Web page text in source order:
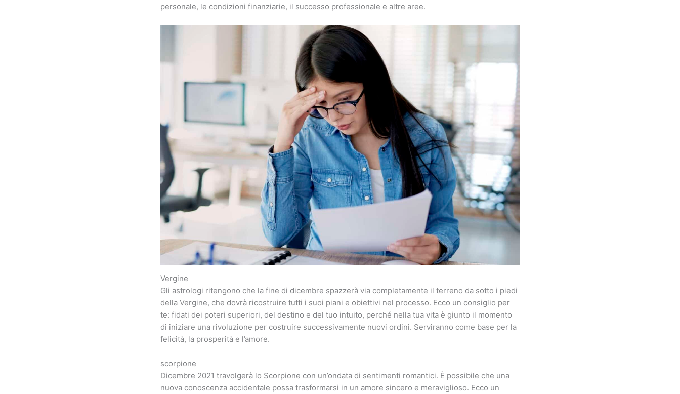
personale, le condizioni finanziarie, il successo professionale e altre aree.
Vergine
Gli astrologi ritengono che la fine di dicembre spazzerà via completamente il terreno da sotto i piedi
della Vergine, che dovrà ricostruire tutti i suoi piani e obiettivi nel processo. Ecco un consiglio per
te: fidati dei poteri superiori, del destino e del tuo intuito, perché nella tua vita è giunto il momento
di iniziare una rivoluzione per costruire successivamente nuovi ordini. Serviranno come base per la
felicità, la prosperità e l’amore.
scorpione
Dicembre 2021 travolgerà lo Scorpione con un’ondata di sentimenti romantici. È possibile che una
nuova conoscenza accidentale possa trasformarsi in un amore sincero e meraviglioso. Ecco un